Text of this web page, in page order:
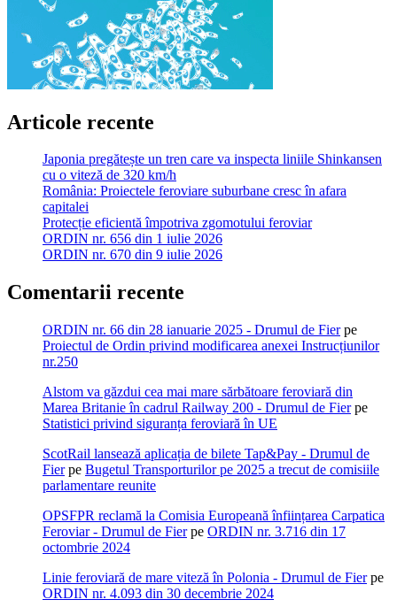
Articole recente
Japonia pregătește un tren care va inspecta liniile Shinkansen
cu o viteză de 320 km/h
România: Proiectele feroviare suburbane cresc în afara
capitalei
Protecție eficientă împotriva zgomotului feroviar
ORDIN nr. 656 din 1 iulie 2026
ORDIN nr. 670 din 9 iulie 2026
Comentarii recente
ORDIN nr. 66 din 28 ianuarie 2025 - Drumul de Fierpe
Proiectul de Ordin privind modificarea anexei Instrucțiunilor
nr.250
Alstom va găzdui cea mai mare sărbătoare feroviară din
Marea Britanie în cadrul Railway 200 - Drumul de Fierpe
Statistici privind siguranța feroviară în UE
ScotRail lansează aplicația de bilete Tap&Pay - Drumul de
Fierpe Bugetul Transporturilor pe 2025 a trecut de comisiile
parlamentare reunite
OPSFPR reclamă la Comisia Europeană înființarea Carpatica
Feroviar - Drumul de Fierpe ORDIN nr. 3.716 din 17
octombrie 2024
Linie feroviară de mare viteză în Polonia - Drumul de Fierpe
ORDIN nr. 4.093 din 30 decembrie 2024